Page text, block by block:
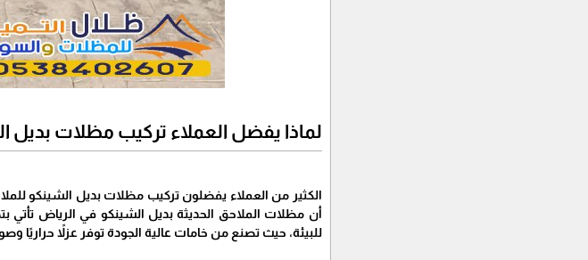
لماذا يفضل العملاء تركيب مظلات بديل
الكثير من العملاء يفضلون تركيب مظلات بديل الشينكو
أن مظلات الملاحق الحديثة بديل الشينكو في الرياض تأتي
للبيئة، حيث تصنع من خامات عالية الجودة توفر عزلاً حراريًا